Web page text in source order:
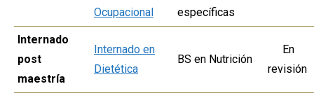
Ocupacional
específicas
Internado
post
maestría
Internado en
Dietética
BS en Nutrición
En
revisión